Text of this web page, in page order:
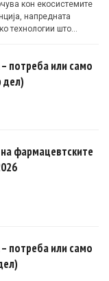
кон екосистемите
напредната
технологии што
потреба или само
дел)
фармацевтските
потреба или само